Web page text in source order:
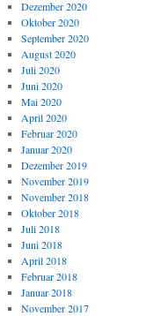
Dezember 2020
Oktober 2020
September 2020
August 2020
Juli 2020
Juni 2020
Mai 2020
April 2020
Februar 2020
Januar 2020
Dezember 2019
November 2019
November 2018
Oktober 2018
Juli 2018
Juni 2018
April 2018
Februar 2018
Januar 2018
November 2017